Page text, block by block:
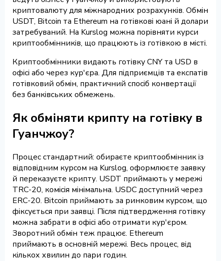
криптовалюту для міжнародних розрахунків. Обмін
USDT, Bitcoin та Ethereum на готівкові юані й долари
затребуваний. На Kurslog можна порівняти курси
криптообмінників, що працюють із готівкою в місті.
Криптообмінники видають готівку CNY та USD в
офісі або через кур'єра. Для підприємців та експатів
готівковий обмін, практичний спосіб конвертації
без банківських обмежень.
Як обміняти крипту на готівку в
Гуанчжоу?
Процес стандартний: обираєте криптообмінник із
відповідним курсом на Kurslog, оформлюєте заявку
й переказуєте крипту. USDT приймають у мережі
TRC-20, комісія мінімальна. USDC доступний через
ERC-20. Bitcoin приймають за ринковим курсом, що
фіксується при заявці. Після підтвердження готівку
можна забрати в офісі або отримати кур'єром.
Зворотний обмін теж працює. Ethereum
приймають в основній мережі. Весь процес, від
кількох хвилин до пари годин.